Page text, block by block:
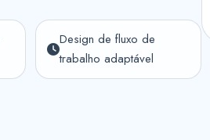
Design de fluxo de
trabalho adaptável